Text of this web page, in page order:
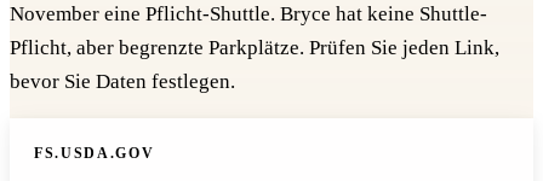
November eine Pflicht-Shuttle. Bryce hat keine Shuttle-
Pflicht, aber begrenzte Parkplätze. Prüfen Sie jeden Link,
bevor Sie Daten festlegen.
FS.USDA.GOV